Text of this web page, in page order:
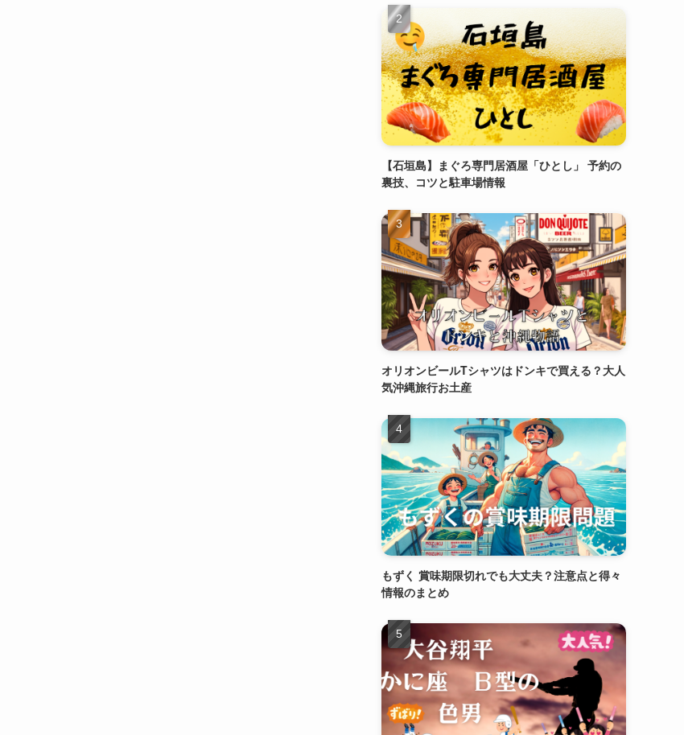
【石垣島】まぐろ専門居酒屋「ひとし」 予約の
裏技、コツと駐車場情報
オリオンビールTシャツはドンキで買える？大人
気沖縄旅行お土産
もずく 賞味期限切れでも大丈夫？注意点と得々
情報のまとめ